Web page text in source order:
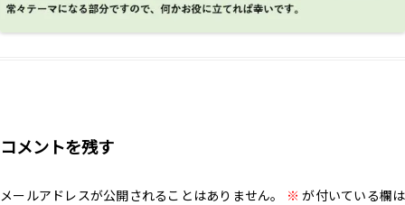
コメントを残す
メールアドレスが公開されることはありません。 ※ が付いている欄は